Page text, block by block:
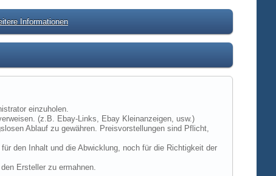
Informationen
einzuholen.
(z.B. Ebay-Links, Ebay Kleinanzeigen, usw.)
Ablauf zu gewähren. Preisvorstellungen sind Pflicht,
den Inhalt und die Abwicklung, noch für die Richtigkeit der
Ersteller zu ermahnen.